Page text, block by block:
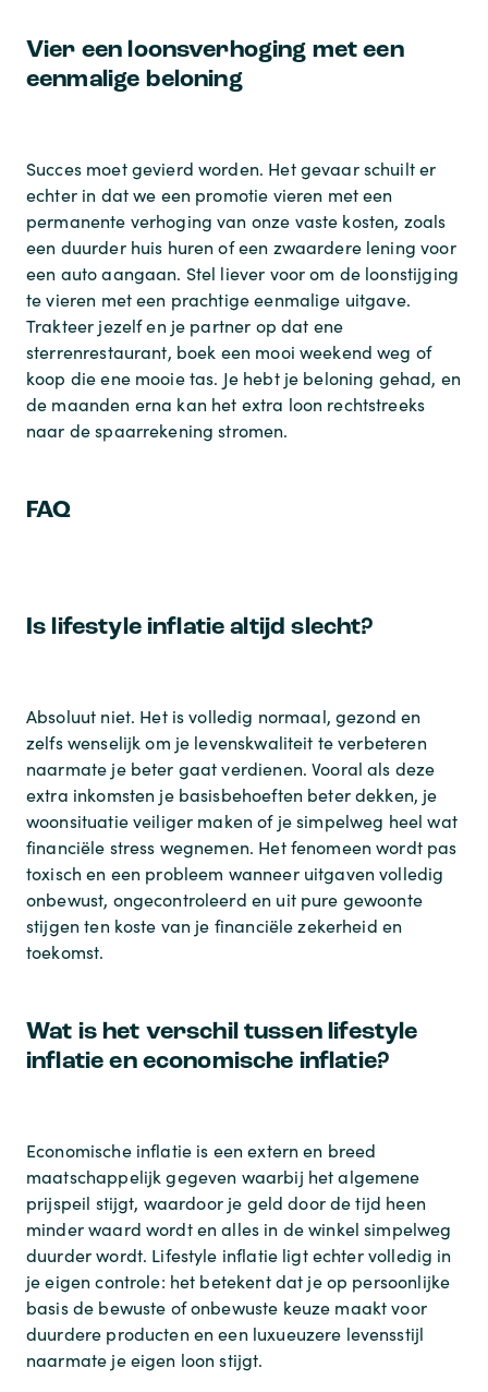
Vier een loonsverhoging met een
eenmalige beloning
Succes moet gevierd worden. Het gevaar schuilt er
echter in dat we een promotie vieren met een
permanente verhoging van onze vaste kosten, zoals
een duurder huis huren of een zwaardere lening voor
een auto aangaan. Stel liever voor om de loonstijging
te vieren met een prachtige eenmalige uitgave.
Trakteer jezelf en je partner op dat ene
sterrenrestaurant, boek een mooi weekend weg of
koop die ene mooie tas. Je hebt je beloning gehad, en
de maanden erna kan het extra loon rechtstreeks
naar de spaarrekening stromen.
FAQ
Is lifestyle inflatie altijd slecht?
Absoluut niet. Het is volledig normaal, gezond en
zelfs wenselijk om je levenskwaliteit te verbeteren
naarmate je beter gaat verdienen. Vooral als deze
extra inkomsten je basisbehoeften beter dekken, je
woonsituatie veiliger maken of je simpelweg heel wat
financiële stress wegnemen. Het fenomeen wordt pas
toxisch en een probleem wanneer uitgaven volledig
onbewust, ongecontroleerd en uit pure gewoonte
stijgen ten koste van je financiële zekerheid en
toekomst.
Wat is het verschil tussen lifestyle
inflatie en economische inflatie?
Economische inflatie is een extern en breed
maatschappelijk gegeven waarbij het algemene
prijspeil stijgt, waardoor je geld door de tijd heen
minder waard wordt en alles in de winkel simpelweg
duurder wordt. Lifestyle inflatie ligt echter volledig in
je eigen controle: het betekent dat je op persoonlijke
basis de bewuste of onbewuste keuze maakt voor
duurdere producten en een luxueuzere levensstijl
naarmate je eigen loon stijgt.